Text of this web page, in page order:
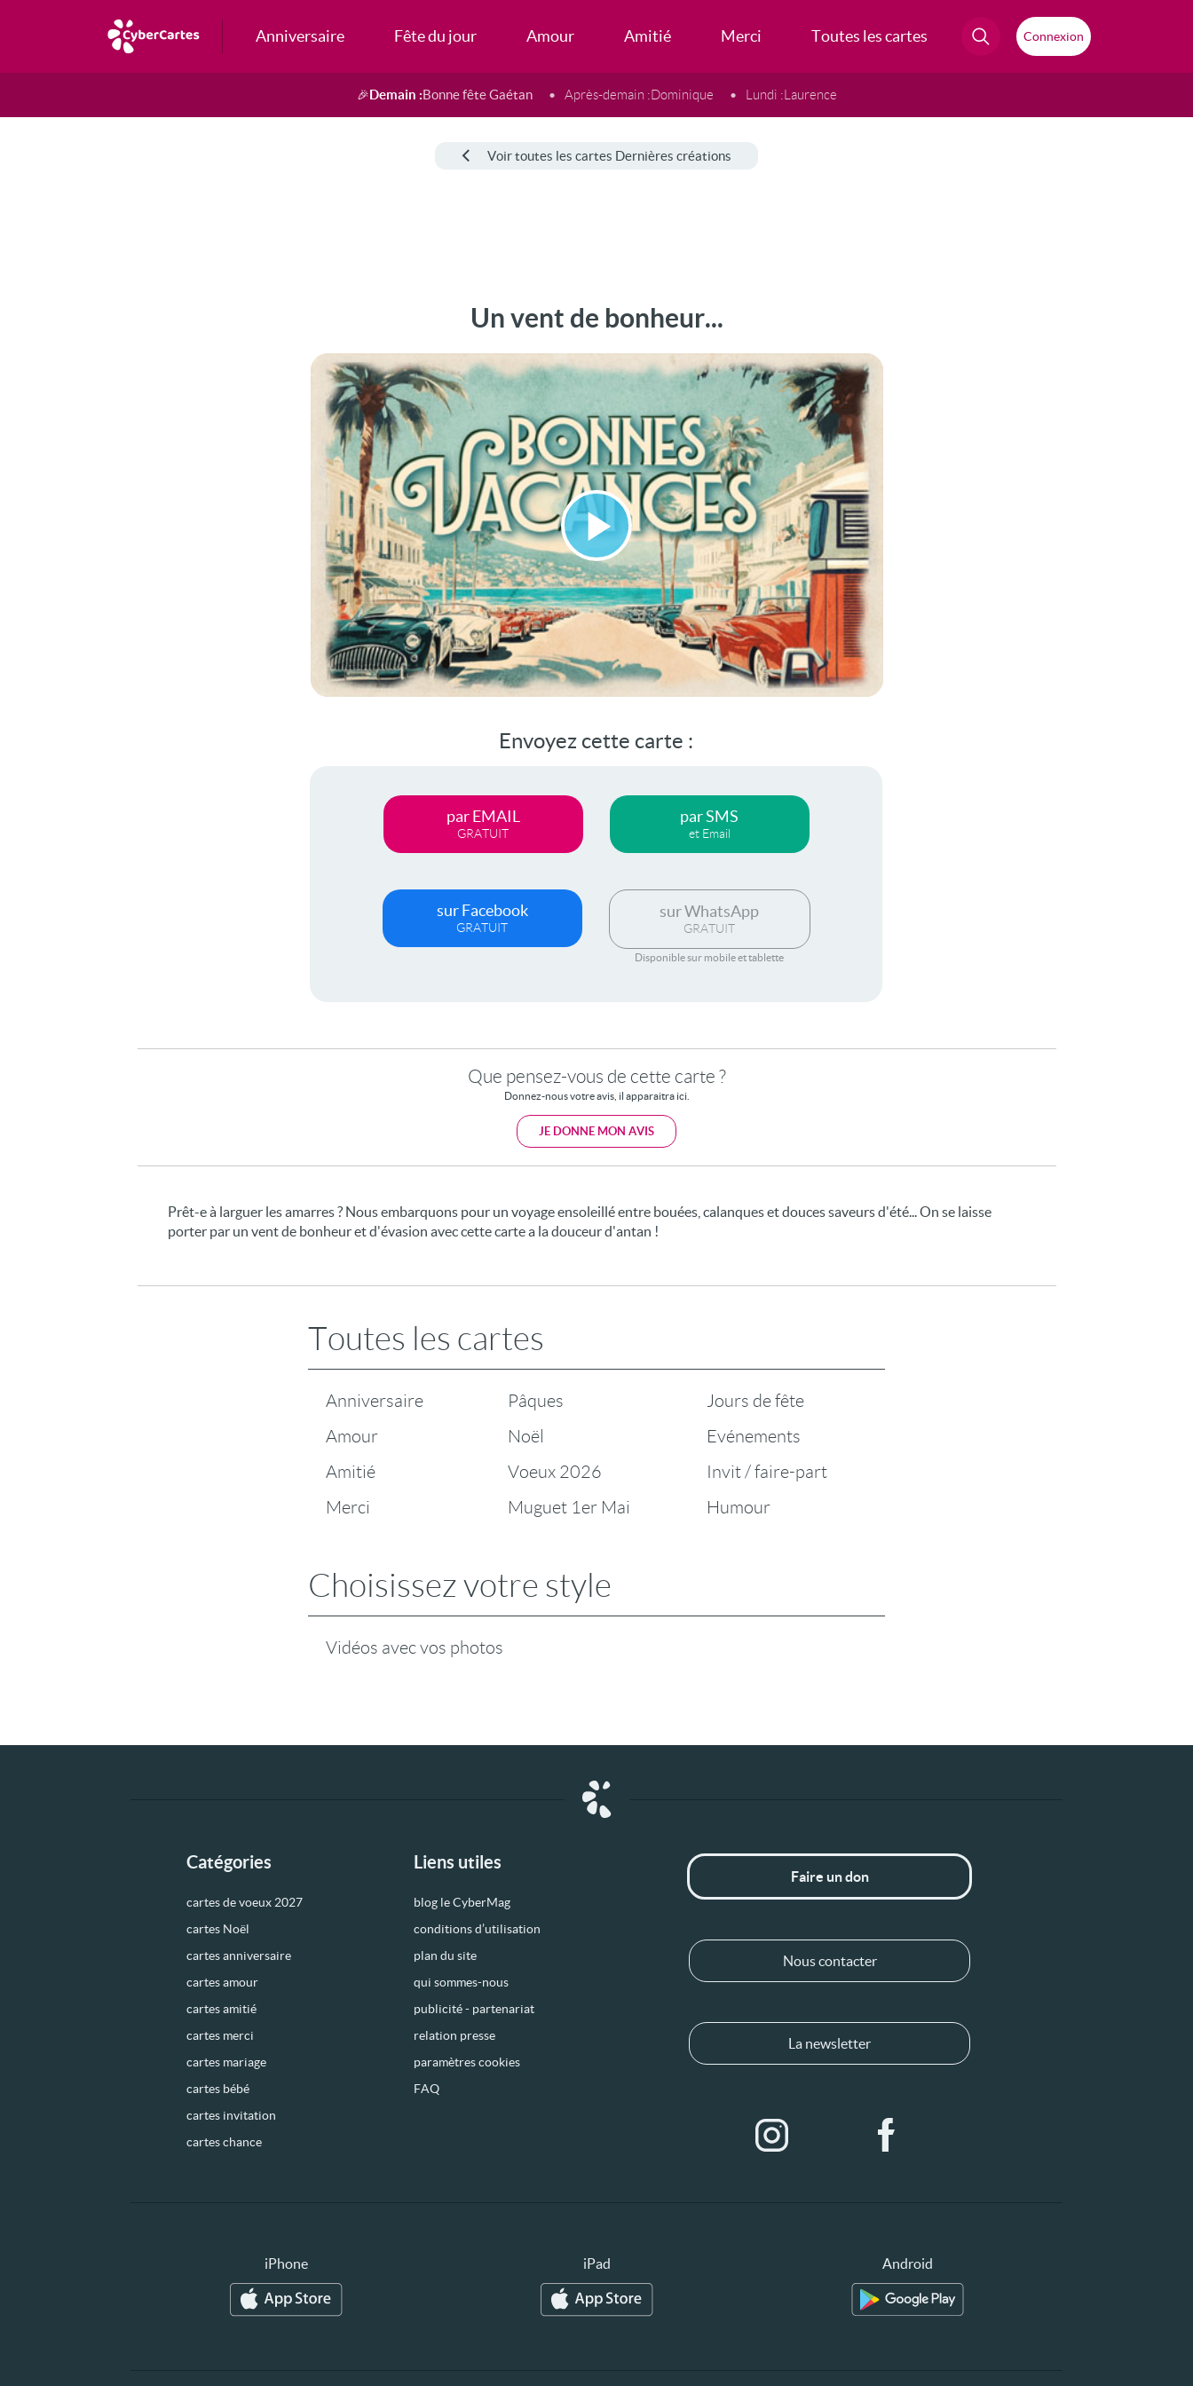
Anniversaire Fête du jour Amour Amitié Merci Toutes les cartes Connexion
🎉Demain :Bonne fête Gaétan Après-demain :Dominique Lundi :Laurence
Voir toutes les cartes Dernières créations
Un vent de bonheur...
Lire
la
vidéo
Envoyez cette carte :
par EMAIL
GRATUIT
par SMS
et Email
sur Facebook
GRATUIT
sur WhatsApp
GRATUIT
Disponible sur mobile et tablette
Que pensez-vous de cette carte ?
Donnez-nous votre avis, il apparaitra ici.
JE DONNE MON AVIS
Prêt-e à larguer les amarres ? Nous embarquons pour un voyage ensoleillé entre bouées, calanques et douces saveurs d'été... On se laisse
porter par un vent de bonheur et d'évasion avec cette carte a la douceur d'antan !
Toutes les cartes
Anniversaire
Amour
Amitié
Merci
Pâques
Noël
Voeux 2026
Muguet 1er Mai
Jours de fête
Evénements
Invit / faire-part
Humour
Choisissez votre style
Vidéos avec vos photos
Catégories
cartes de voeux 2027
cartes Noël
cartes anniversaire
cartes amour
cartes amitié
cartes merci
cartes mariage
cartes bébé
cartes invitation
cartes chance
Liens utiles
blog le CyberMag
conditions d’utilisation
plan du site
qui sommes-nous
publicité - partenariat
relation presse
paramètres cookies
FAQ
Faire un don
Nous contacter
La newsletter
iPhone iPad Android